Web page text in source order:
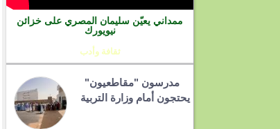
ممداني يعيّن سليمان المصري على خزائن
نيويورك
ثقافة وأدب
مدرسون "مقاطعيون"
يحتجون أمام وزارة التربية